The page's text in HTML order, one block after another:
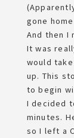
gone
And then I
It was
would
up. This
to begin
I decided
minutes.
so I left a